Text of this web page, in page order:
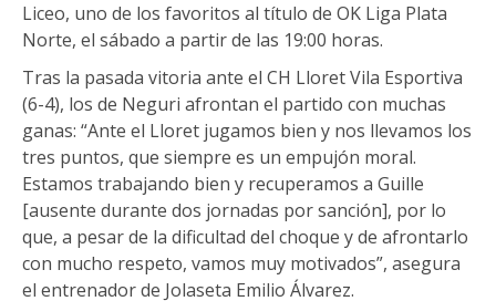
Liceo, uno de los favoritos al título de OK Liga Plata
Norte, el sábado a partir de las 19:00 horas.
Tras la pasada vitoria ante el CH Lloret Vila Esportiva
(6-4), los de Neguri afrontan el partido con muchas
ganas: “Ante el Lloret jugamos bien y nos llevamos los
tres puntos, que siempre es un empujón moral.
Estamos trabajando bien y recuperamos a Guille
[ausente durante dos jornadas por sanción], por lo
que, a pesar de la dificultad del choque y de afrontarlo
con mucho respeto, vamos muy motivados”, asegura
el entrenador de Jolaseta Emilio Álvarez.